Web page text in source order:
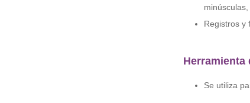
Registros y
Herramienta
Se utiliza